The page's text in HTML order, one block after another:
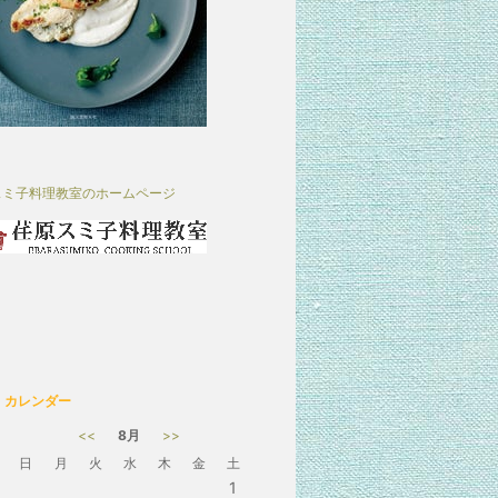
子料理教室のホームページ
カレンダー
<< 8月
>>
日
月 火 水 木 金 土
1